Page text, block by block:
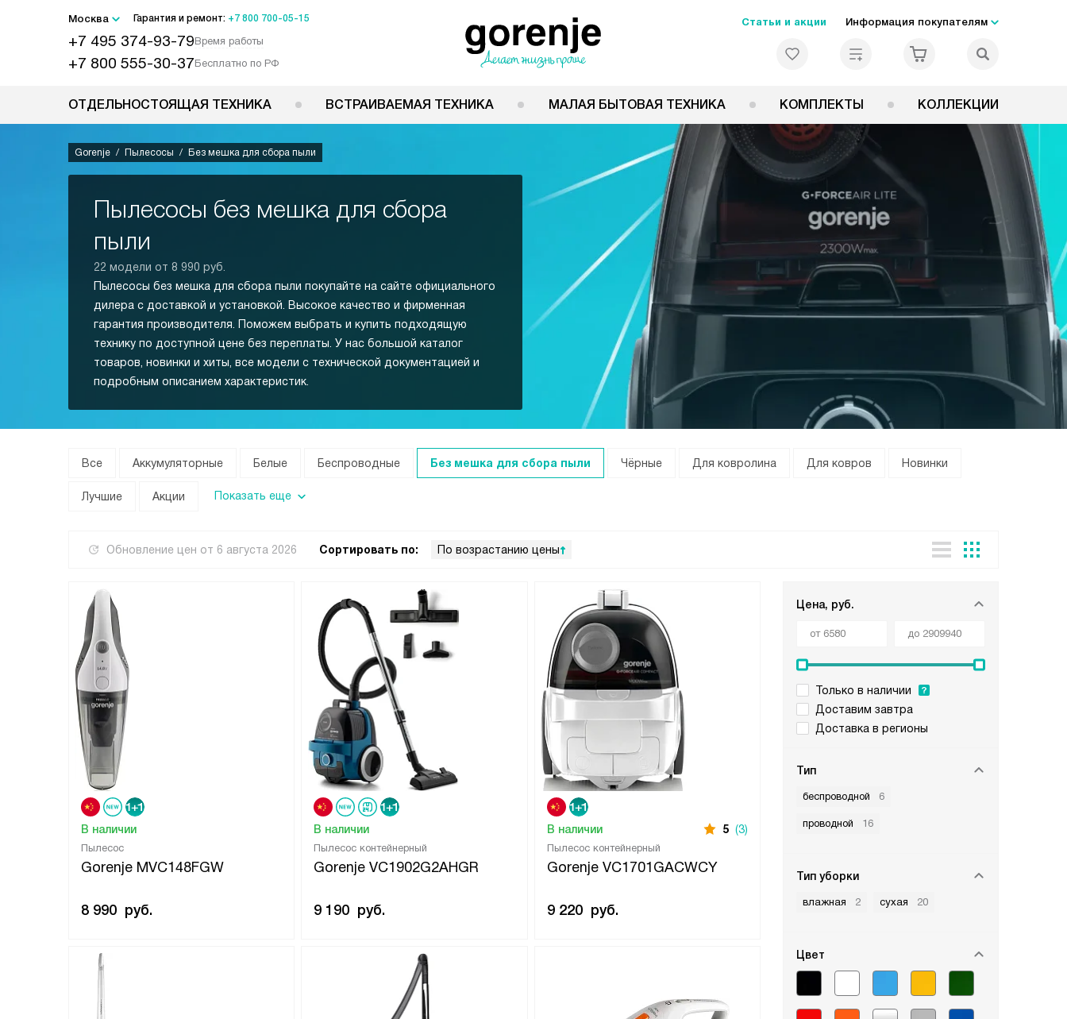
Москва Гарантия и ремонт: +7 800 700-05-15
+7 495 374-93-79Время работы
+7 800 555-30-37Бесплатно по РФ
Статьи и акции Информация покупателям
ОТДЕЛЬНОСТОЯЩАЯ ТЕХНИКА ВСТРАИВАЕМАЯ ТЕХНИКА МАЛАЯ БЫТОВАЯ ТЕХНИКА КОМПЛЕКТЫ КОЛЛЕКЦИИ
Gorenje Пылесосы Без мешка для сбора пыли
Пылесосы без мешка для сбора
пыли
22 модели от 8 990 руб.
Пылесосы без мешка для сбора пыли покупайте на сайте официального
дилера с доставкой и установкой. Высокое качество и фирменная
гарантия производителя. Поможем выбрать и купить подходящую
технику по доступной цене без переплаты. У нас большой каталог
товаров, новинки и хиты, все модели с технической документацией и
подробным описанием характеристик.
Все Аккумуляторные Белые Беспроводные Без мешка для сбора пыли Чёрные Для ковролина Для ковров Новинки
Лучшие Акции Показать еще
Обновление цен от 6 августа 2026 Сортировать по: По возрастанию цены
Цена, руб.
Только в наличии
Доставим завтра
Доставка в регионы
Тип
беспроводной 6
проводной 16
Тип уборки
влажная 2 сухая 20
Цвет
Пылесос
Gorenje MVC148FGW
В наличии
8 990 руб.
Пылесос контейнерный
Gorenje VC1902G2AHGR
В наличии
9 190 руб.
Пылесос контейнерный
Gorenje VC1701GACWCY
В наличии 5 (3)
9 220 руб.